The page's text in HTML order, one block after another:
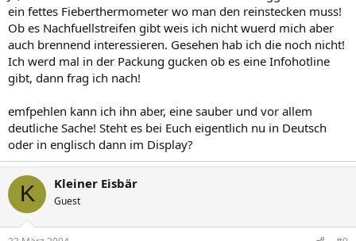
ein fettes Fieberthermometer wo man den reinstecken muss!
Ob es Nachfuellstreifen gibt weis ich nicht wuerd mich aber
auch brennend interessieren. Gesehen hab ich die noch nicht!
Ich werd mal in der Packung gucken ob es eine Infohotline
gibt, dann frag ich nach!
emfpehlen kann ich ihn aber, eine sauber und vor allem
deutliche Sache! Steht es bei Euch eigentlich nu in Deutsch
oder in englisch dann im Display?
K Kleiner Eisbär
Guest